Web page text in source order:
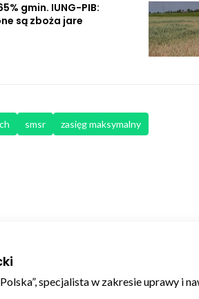
gmin. IUNG-PIB:
są zboża jare
smsr zasięg maksymalny
specjalista w zakresie uprawy i